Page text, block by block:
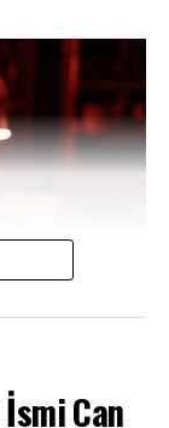
yapımı
İsmi Can